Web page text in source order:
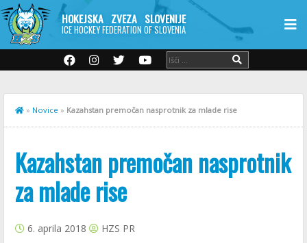
HOKEJSKA ZVEZA SLOVENIJE
ICE HOCKEY FEDERATION OF SLOVENIA
» Novice » Kazahstan premočan nasprotnik za mlade rise
Kazahstan premočan nasprotnik
za mlade rise
6. aprila 2018 HZS PR